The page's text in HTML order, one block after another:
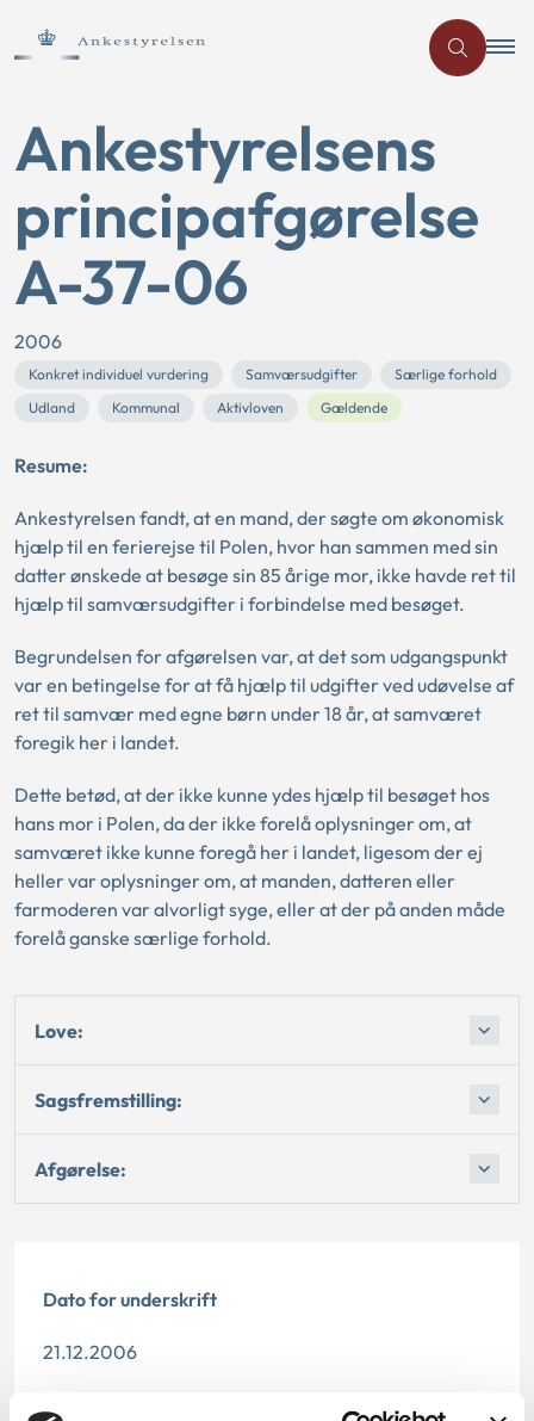
Ankestyrelsens
principafgørelse
A-37-06
2006
Konkret individuel vurdering Samværsudgifter
Særlige forhold
Udland
Kommunal Aktivloven Gældende
Resume:
Ankestyrelsen fandt, at en mand, der søgte om økonomisk
hjælp til en ferierejse til Polen, hvor han sammen med sin
datter ønskede at besøge sin 85 årige mor, ikke havde ret til
hjælp til samværsudgifter i forbindelse med besøget.
Begrundelsen for afgørelsen var, at det som udgangspunkt
var en betingelse for at få hjælp til udgifter ved udøvelse af
ret til samvær med egne børn under 18 år, at samværet
foregik her i landet.
Dette betød, at der ikke kunne ydes hjælp til besøget hos
hans mor i Polen, da der ikke forelå oplysninger om, at
samværet ikke kunne foregå her i landet, ligesom der ej
heller var oplysninger om, at manden, datteren eller
farmoderen var alvorligt syge, eller at der på anden måde
forelå ganske særlige forhold.
Love:
Sagsfremstilling:
Afgørelse:
Dato for underskrift
21.12.2006